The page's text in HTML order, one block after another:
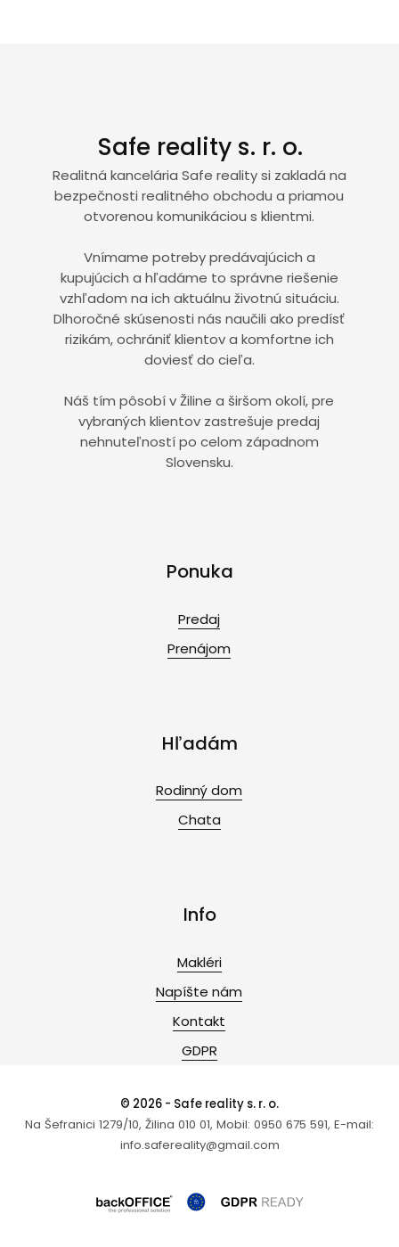
Safe reality s. r. o.
Realitná kancelária Safe reality si zakladá na
bezpečnosti realitného obchodu a priamou
otvorenou komunikáciou s klientmi.
Vnímame potreby predávajúcich a
kupujúcich a hľadáme to správne riešenie
vzhľadom na ich aktuálnu životnú situáciu.
Dlhoročné skúsenosti nás naučili ako predísť
rizikám, ochrániť klientov a komfortne ich
doviesť do cieľa.
Náš tím pôsobí v Žiline a širšom okolí, pre
vybraných klientov zastrešuje predaj
nehnuteľností po celom západnom
Slovensku.
Ponuka
Predaj
Prenájom
Hľadám
Rodinný dom
Chata
Info
Makléri
Napíšte nám
Kontakt
GDPR
© 2026 - Safe reality s. r. o.
Na Šefranici 1279/10, Žilina 010 01, Mobil: 0950 675 591, E-mail:
info.safereality@gmail.com